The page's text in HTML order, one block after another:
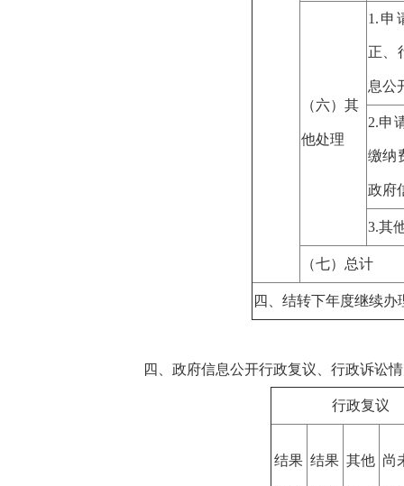
（六）其
他处理
1. 申
正、
息公
2.申
缴纳
政府
3.其
（七）总计
四、结转下年度继续办
四、政府信息公开行政复议、行政诉讼
行政复议
结果 结果 其他 尚